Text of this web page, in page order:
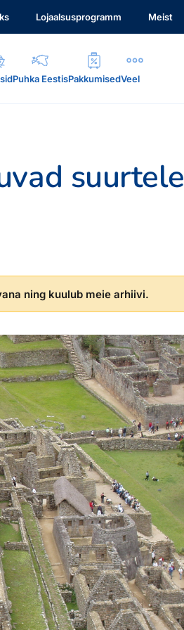
Lojaalsusprogramm Meist
Puhka EestisPakkumisedVeel
suurtele
ning kuulub meie arhiivi.